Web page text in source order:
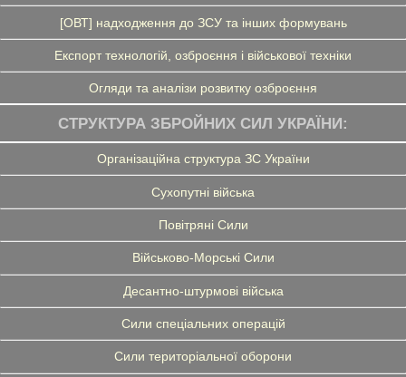
[ОВТ] надходження до ЗСУ та інших формувань
Експорт технологій, озброєння і військової техніки
Огляди та аналізи розвитку озброєння
СТРУКТУРА ЗБРОЙНИХ СИЛ УКРАЇНИ:
Організаційна структура ЗС України
Сухопутні війська
Повітряні Сили
Військово-Морські Сили
Десантно-штурмові війська
Сили спеціальних операцій
Сили територіальної оборони